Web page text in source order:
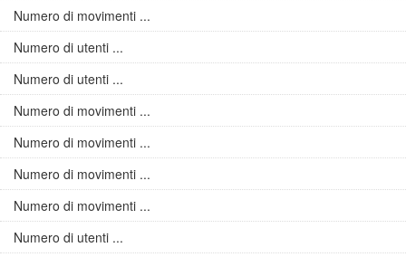
Numero di movimenti ...
Numero di utenti ...
Numero di utenti ...
Numero di movimenti ...
Numero di movimenti ...
Numero di movimenti ...
Numero di movimenti ...
Numero di utenti ...